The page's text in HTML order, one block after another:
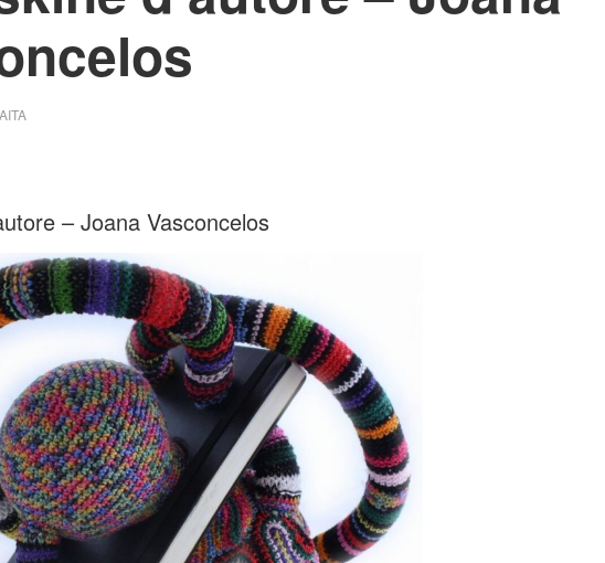
– Joana Vasconcelos